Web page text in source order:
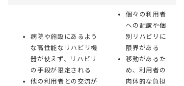
病院や施設にあるよう
な高性能なリハビリ機
器が使えず、リハビリ
の手段が限定される
他の利用者との交流が
個々の利用者
への配慮や個
別リハビリに
限界がある
移動があるた
め、利用者の
肉体的な負担